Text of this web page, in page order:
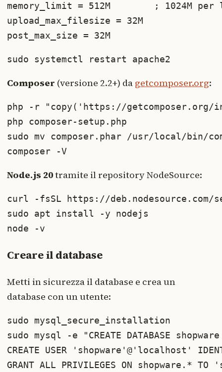
memory_limit = 512M        ; 1024M per
upload_max_filesize = 32M
post_max_size = 32M
sudo systemctl restart apache2
Composer (versione 2.2+) da getcomposer.org:
php -r "copy('https://
php composer-setup.php
sudo mv composer.phar /usr/local/bin/
composer -V
Node.js 20tramite il repository NodeSource:
curl -fsSL https://deb.nodesource.com/
sudo apt install -y nodejs
node -v
Creare il database
Metti in sicurezza il database e crea un
database con un utente:
sudo mysql_secure_installation
sudo mysql -e "CREATE DATABASE
CREATE USER 'shopware'@'localhost'
GRANT ALL PRIVILEGES ON shopware.*